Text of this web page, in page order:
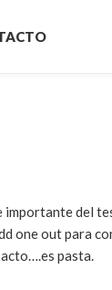
importante del
one out para
pasta.